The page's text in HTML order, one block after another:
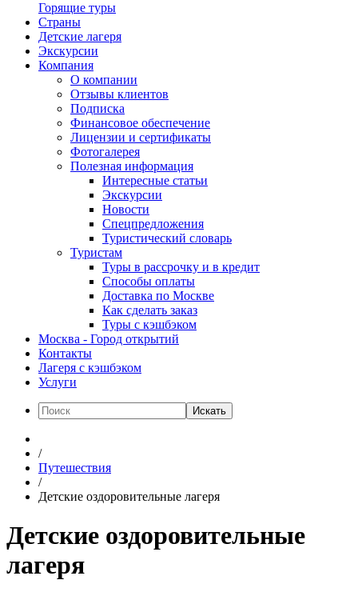
Горящие туры
Страны
Детские лагеря
Экскурсии
Компания
О компании
Отзывы клиентов
Подписка
Финансовое обеспечение
Лицензии и сертификаты
Фотогалерея
Полезная информация
Интересные статьи
Экскурсии
Новости
Спецпредложения
Туристический словарь
Туристам
Туры в рассрочку и в кредит
Способы оплаты
Доставка по Москве
Как сделать заказ
Туры с кэшбэком
Москва - Город открытий
Контакты
Лагеря с кэшбэком
Услуги
Искать
/
Путешествия
/
Детские оздоровительные лагеря
Детские оздоровительные
лагеря